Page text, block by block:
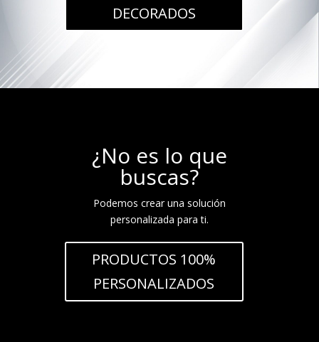
DECORADOS
¿No es lo que
buscas?
Podemos crear una solución
personalizada para ti.
PRODUCTOS 100%
PERSONALIZADOS